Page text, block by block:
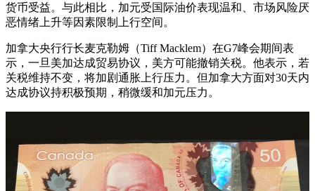
货币受益。与此相比，加元受国际油价表现温和、市场风险厌
恶情绪上升等因素限制上行空间。
加拿大央行行长麦克勒姆（Tiff Macklem）在G7峰会期间表
示，一旦美加达成贸易协议，美方可能撤销关税。他表示，若
关税维持不变，将加剧通胀上行压力。但加拿大方面对30天内
达成协议持积极预期，稍微缓和加元压力。